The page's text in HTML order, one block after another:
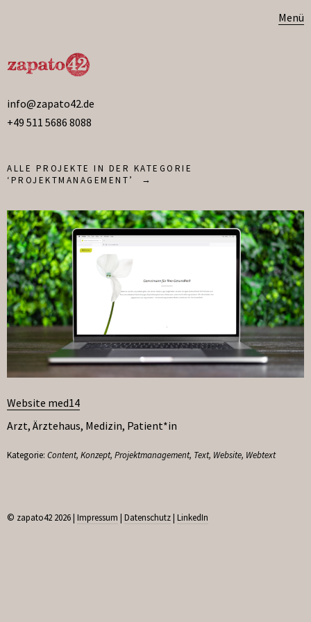
Menü
info@zapato42.de
+49 511 5686 8088
ALLE PROJEKTE IN DER KATEGORIE
‘PROJEKTMANAGEMENT’
Website med14
Arzt, Ärztehaus, Medizin, Patient*in
Kategorie: Content, Konzept, Projektmanagement, Text, Website, Webtext
© zapato42 2026 | Impressum | Datenschutz| LinkedIn